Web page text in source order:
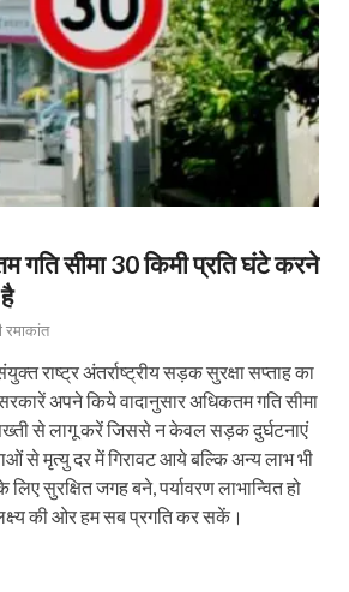
गति सीमा 30 किमी प्रति घंटे करने
रमाकांत
राष्ट्र अंतर्राष्ट्रीय सड़क सुरक्षा सप्ताह का
अपने किये वादानुसार अधिकतम गति सीमा
से लागू करें जिससे न केवल सड़क दुर्घटनाएं
से मृत्यु दर में गिरावट आये बल्कि अन्य लाभ भी
सुरक्षित जगह बने, पर्यावरण लाभान्वित हो
की ओर हम सब प्रगति कर सकें।